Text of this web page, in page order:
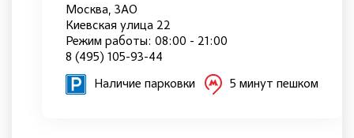
Москва, ЗАО
Киевская улица 22
Режим работы: 08:00 - 21:00
8 (495) 105-93-44
Наличие парковки 5 минут пешком